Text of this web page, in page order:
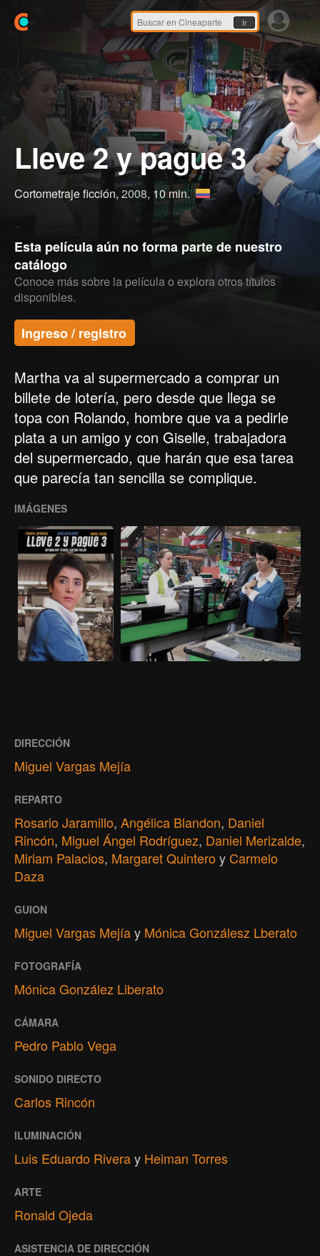
Ir
Lleve 2 y pague 3
Cortometraje ficción,2008, 10 min.
Esta película aún no forma parte de nuestro
catálogo
Conoce más sobre la película o explora otros títulos
disponibles.
Ingreso / registro
Martha va al supermercado a comprar un
billete de lotería, pero desde que llega se
topa con Rolando, hombre que va a pedirle
plata a un amigo y con Giselle, trabajadora
del supermercado, que harán que esa tarea
que parecía tan sencilla se complique.
IMÁGENES
DIRECCIÓN
Miguel Vargas Mejía
REPARTO
Rosario Jaramillo, Angélica Blandon, Daniel
Rincón, Miguel Ángel Rodríguez, Daniel Merizalde,
Miriam Palacios, Margaret Quinteroy Carmelo
Daza
GUION
Miguel Vargas Mejíay Mónica Gonzálesz Lberato
FOTOGRAFÍA
Mónica González Liberato
CÁMARA
Pedro Pablo Vega
SONIDO DIRECTO
Carlos Rincón
ILUMINACIÓN
Luis Eduardo Riveray Heiman Torres
ARTE
Ronald Ojeda
ASISTENCIA DE DIRECCIÓN